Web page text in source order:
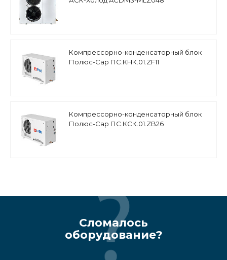
Компрессорно-конденсаторный блок
Полюс-Сар ПС.КHК.01.ZF11
Компрессорно-конденсаторный блок
Полюс-Сар ПС.КСК.01.ZB26
Сломалось
оборудование?